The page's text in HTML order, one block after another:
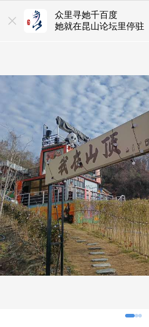
众里寻她千百度
她就在昆山论坛里停驻